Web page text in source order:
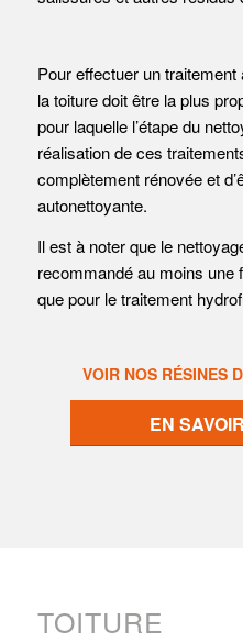
Pour effectuer un
la toiture doit être la plus
pour laquelle l’étape du
réalisation de ces
complètement rénovée et
autonettoyante.
Il est à noter que le
recommandé au moins
que pour le traitement
VOIR NOS RÉSINES
EN
TOITURE